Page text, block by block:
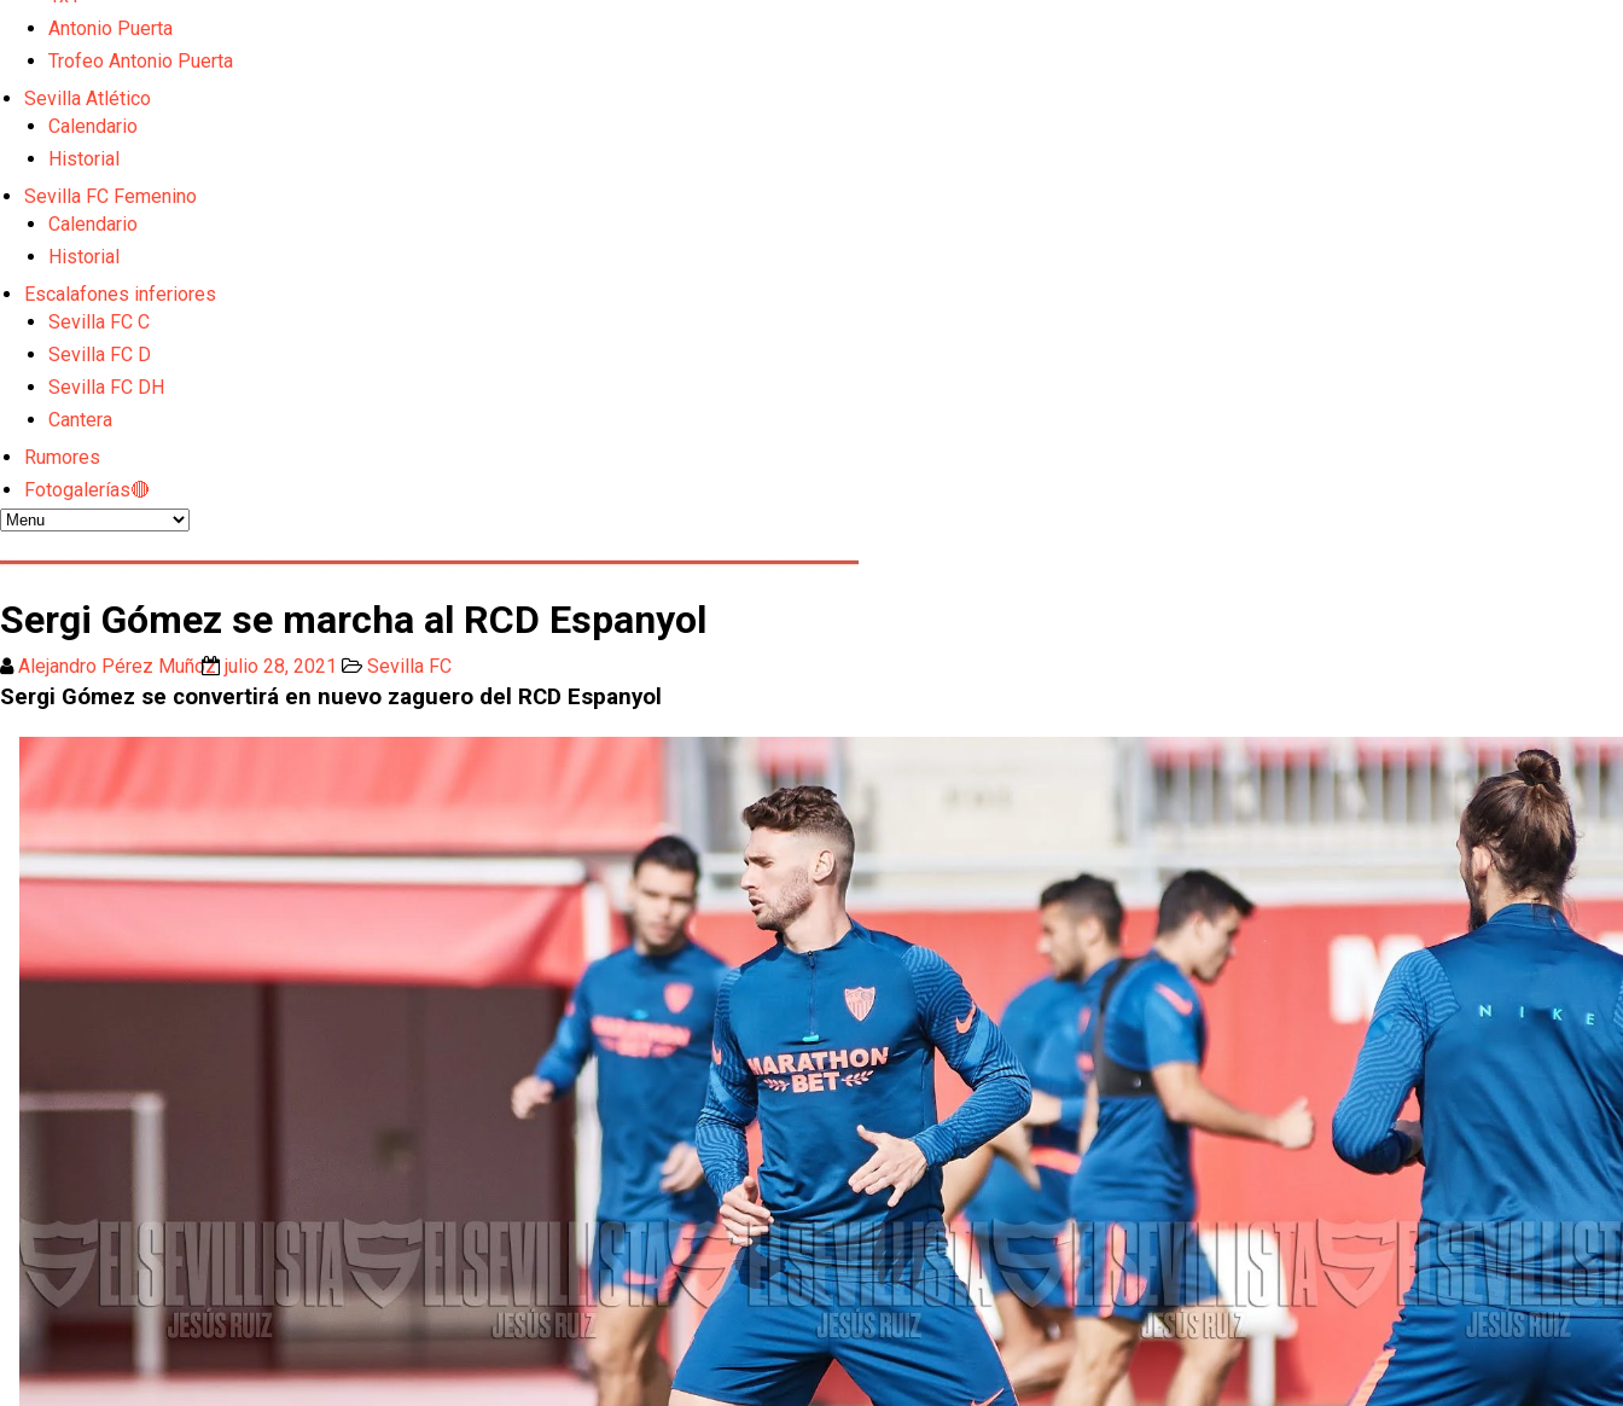
El Granada negocia con el Sevilla FC por Alberto Flores
El Sevilla continúa con despidos y rechaza una oferta de 420 millones por el club
Crónica Pretemporada | Real Madrid 2-4 Sevilla FC Femenino
Antonio Puerta
Trofeo Antonio Puerta
Sevilla Atlético
Calendario
Historial
Sevilla FC Femenino
Calendario
Historial
Escalafones inferiores
Sevilla FC C
Sevilla FC D
Sevilla FC DH
Cantera
Rumores
Fotogalerías🔴
Sergi Gómez se marcha al RCD Espanyol
Alejandro Pérez Muñoz julio 28, 2021 Sevilla FC
Sergi Gómez se convertirá en nuevo zaguero del RCD Espanyol